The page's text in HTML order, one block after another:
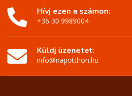
Hívj ezen a számon:
+36 30 9989004
Küldj üzenetet:
info@napotthon.hu